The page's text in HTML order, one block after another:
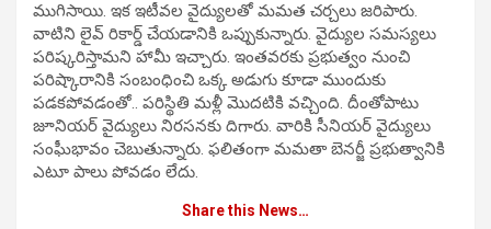
ముగిసాయి. ఇక ఇటీవల వైద్యులతో మమత చర్చలు జరిపారు.
వాటిని లైవ్ రికార్డ్ చేయడానికి ఒప్పుకున్నారు. వైద్యుల సమస్యలు
పరిష్కరిస్తామని హామీ ఇచ్చారు. ఇంతవరకు ప్రభుత్వం నుంచి
పరిష్కారానికి సంబంధించి ఒక్క అడుగు కూడా ముందుకు
పడకపోవడంతో.. పరిస్థితి మళ్లీ మొదటికి వచ్చింది. దీంతోపాటు
జూనియర్ వైద్యులు నిరసనకు దిగారు. వారికి సీనియర్ వైద్యులు
సంఘీభావం చెబుతున్నారు. ఫలితంగా మమతా బెనర్జీ ప్రభుత్వానికి
ఎటూ పాలు పోవడం లేదు.
Share this News…